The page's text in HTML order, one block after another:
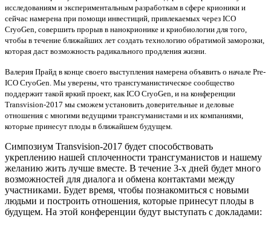
исследованиям и экспериментальным разработкам в сфере крионики и
сейчас намерена при помощи инвестиций, привлекаемых через ICO
CryoGen, совершить прорыв в нанокрионике и криобиологии для того,
чтобы в течение ближайших лет создать технологию обратимой заморозки,
которая даст возможность радикального продления жизни.
Валерия Прайд в конце своего выступления намерена объявить о начале Pre-
ICO CryoGen. Мы уверены, что трансгуманистическое сообщество
поддержит такой яркий проект, как ICO CryoGen, и на конференции
Transvision-2017 мы сможем установить доверительные и деловые
отношения с многими ведущими трансгуманистами и их компаниями,
которые принесут плоды в ближайшем будущем.
Симпозиум Transvision-2017 будет способствовать
укреплению нашей сплоченности трансгуманистов и нашему
желанию жить лучше вместе. В течение 3-х дней будет много
возможностей для диалога и обмена контактами между
участниками. Будет время, чтобы познакомиться с новыми
людьми и построить отношения, которые принесут плоды в
будущем. На этой конференции будут выступать с докладами: